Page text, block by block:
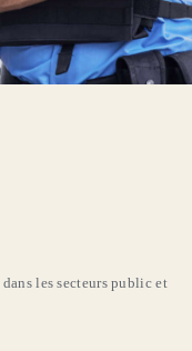
dans les secteurs public et